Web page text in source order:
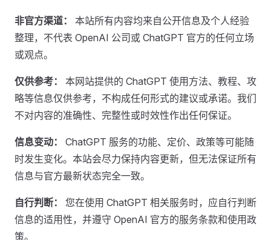
非官方渠道：
本站所有内容均来自公开信息及个人经验
整理，不代表 OpenAI 公司或 ChatGPT 官方的任何立场
或观点。
仅供参考：
本网站提供的 ChatGPT 使用方法、教程、攻
略等信息仅供参考，不构成任何形式的建议或承诺。我们
不对内容的准确性、完整性或时效性作出任何保证。
信息变动：
ChatGPT 服务的功能、定价、政策等可能随
时发生变化。本站会尽力保持内容更新，但无法保证所有
信息与官方最新状态完全一致。
自行判断：
您在使用 ChatGPT 相关服务时，应自行判断
信息的适用性，并遵守 OpenAI 官方的服务条款和使用政
策。